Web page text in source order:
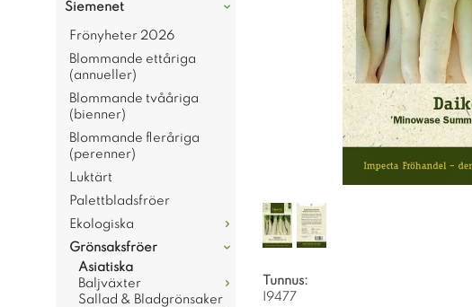
Siemenet
Frönyheter 2026
Blommande ettåriga
(annueller)
Blommande tvååriga
(bienner)
Blommande fleråriga
(perenner)
Luktärt
Palettbladsfröer
Ekologiska
Grönsaksfröer
Asiatiska
Baljväxter
Sallad & Bladgrönsaker
Tunnus:
I9477